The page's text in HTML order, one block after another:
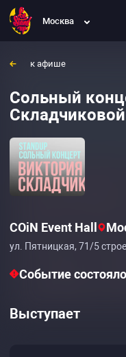
Москва
к афише
Сольный
Складчиковой
COiN Event Hall
ул. Пятницкая, 71/5
Событие
Выступает